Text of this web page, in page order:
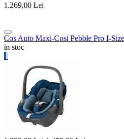
1.269,00 Lei
Cos Auto Maxi-Cosi Pebble Pro I-
in stoc